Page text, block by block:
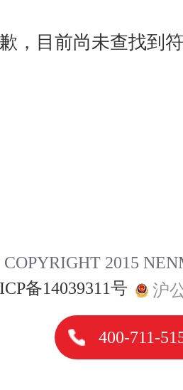
，目前尚未查找到
COPYRIGHT 2015
备14039311号 沪
400-711-